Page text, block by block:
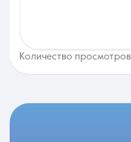
Количество